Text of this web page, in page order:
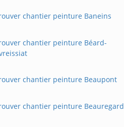
chantier peinture Baneins
chantier peinture Béard-
chantier peinture Beaupont
chantier peinture Beauregard